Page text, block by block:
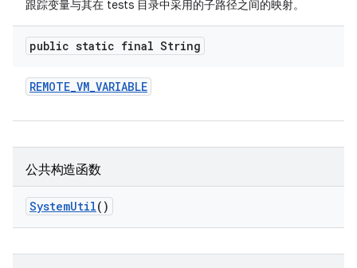
跟踪变量与其在 tests 目录中采用的子路径之间的映射。
public static final String
REMOTE_VM_VARIABLE
公共构造函数
SystemUtil()